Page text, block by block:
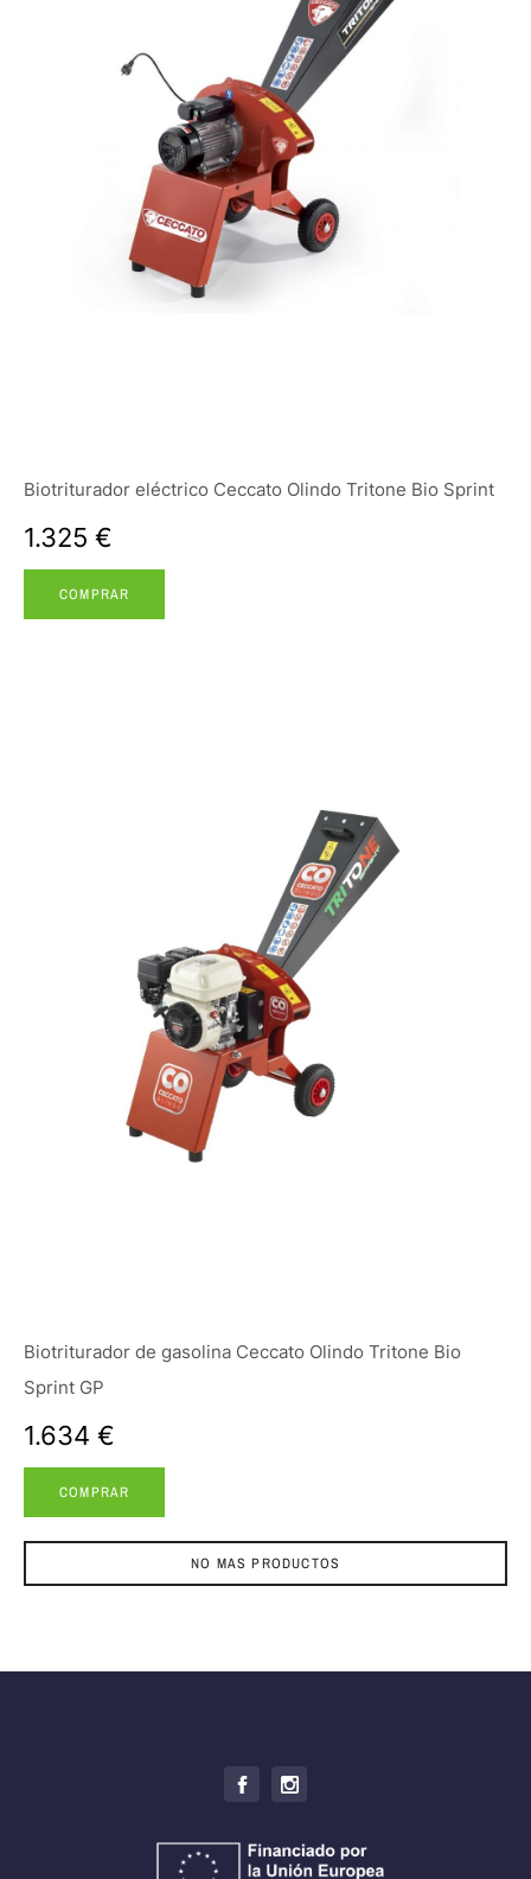
Biotriturador eléctrico Ceccato Olindo Tritone Bio Sprint
1.325 €
COMPRAR
Biotriturador de gasolina Ceccato Olindo Tritone Bio
Sprint GP
1.634 €
COMPRAR
NO MAS PRODUCTOS